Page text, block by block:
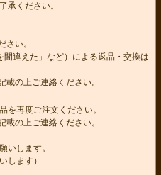
承ください。
い。
違えた」など）による返品・交換は
の上ご連絡ください。
を再度ご注文ください。
の上ご連絡ください。
いします。
します）